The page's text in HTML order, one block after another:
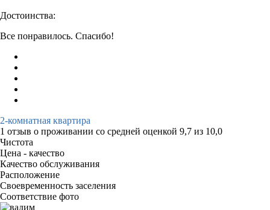
Достоинства:
Все понравилось. Спасибо!
2-комнатная квартира
1 отзыв о проживании со средней оценкой 9,7 из 10,0
Чистота
Цена - качество
Качество обслуживания
Расположение
Своевременность заселения
Соответствие фото